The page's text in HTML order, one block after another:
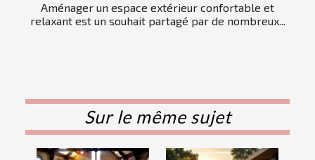
Aménager un espace extérieur confortable et
relaxant est un souhait partagé par de nombreux...
Sur le même sujet